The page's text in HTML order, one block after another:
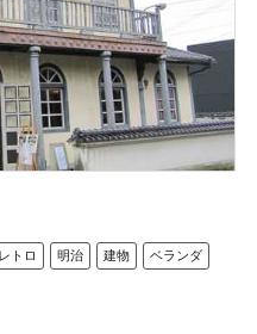
レトロ 明治 建物 ベランダ